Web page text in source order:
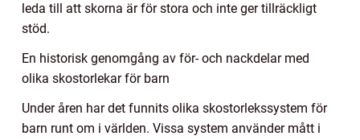
leda till att skorna är för stora och inte ger tillräckligt
stöd.
En historisk genomgång av för- och nackdelar med
olika skostorlekar för barn
Under åren har det funnits olika skostorlekssystem för
barn runt om i världen. Vissa system använder mått i